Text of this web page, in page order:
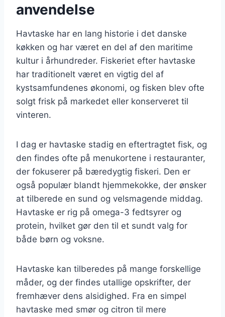
anvendelse
Havtaske har en lang historie i det danske
køkken og har været en del af den maritime
kultur i århundreder. Fiskeriet efter havtaske
har traditionelt været en vigtig del af
kystsamfundenes økonomi, og fisken blev ofte
solgt frisk på markedet eller konserveret til
vinteren.
I dag er havtaske stadig en eftertragtet fisk, og
den findes ofte på menukortene i restauranter,
der fokuserer på bæredygtig fiskeri. Den er
også populær blandt hjemmekokke, der ønsker
at tilberede en sund og velsmagende middag.
Havtaske er rig på omega-3 fedtsyrer og
protein, hvilket gør den til et sundt valg for
både børn og voksne.
Havtaske kan tilberedes på mange forskellige
måder, og der findes utallige opskrifter, der
fremhæver dens alsidighed. Fra en simpel
havtaske med smør og citron til mere